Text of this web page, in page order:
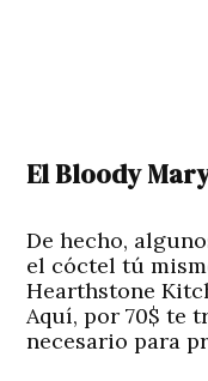
El Bloody
De hecho,
el cóctel tú
Hearthstone
Aquí, por 70$ te
necesario para